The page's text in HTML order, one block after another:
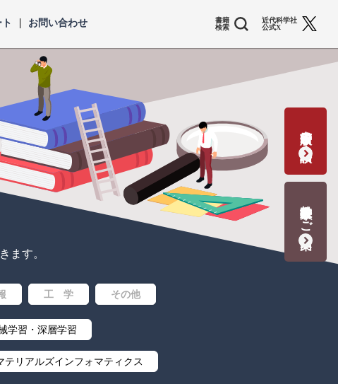
書籍
検索
お問い合わせ
近代科学社
公式X
ます。
工 学 その他
学習・深層学習
テリアルズインフォマティクス
書籍出版の応募・相談
教科書献本のご案内